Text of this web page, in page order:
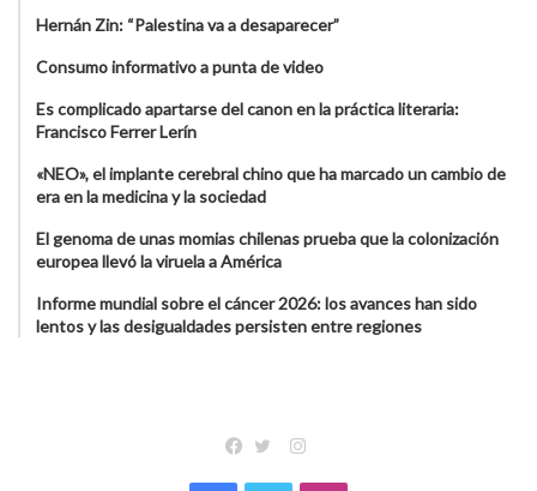
Hernán Zin: “Palestina va a desaparecer”
Consumo informativo a punta de video
Es complicado apartarse del canon en la práctica literaria:
Francisco Ferrer Lerín
«NEO», el implante cerebral chino que ha marcado un cambio de
era en la medicina y la sociedad
El genoma de unas momias chilenas prueba que la colonización
europea llevó la viruela a América
Informe mundial sobre el cáncer 2026: los avances han sido
lentos y las desigualdades persisten entre regiones
Instagram